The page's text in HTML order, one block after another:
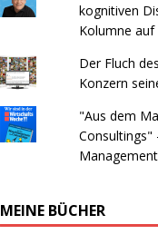
kognitiven
Kolumne auf
Der Fluch
Konzern
"Aus dem
Consultings"
MEINE BÜCHER